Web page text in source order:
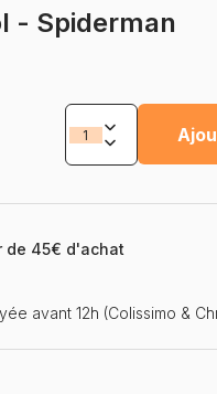
- Spiderman
de 45€ d'achat
avant 12h (Colissimo &